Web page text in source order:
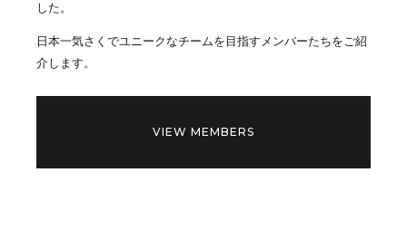
した。
日本一気さくでユニークなチームを目指すメンバーたちをご紹
介します。
VIEW MEMBERS